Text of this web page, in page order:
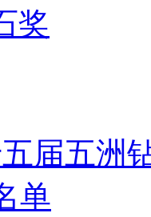
奖
届五洲
单